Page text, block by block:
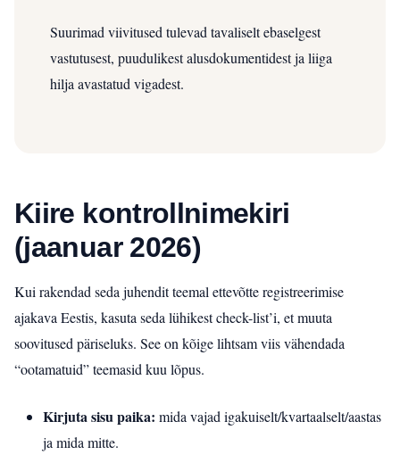
Suurimad viivitused tulevad tavaliselt ebaselgest
vastutusest, puudulikest alusdokumentidest ja liiga
hilja avastatud vigadest.
Kiire kontrollnimekiri
(jaanuar 2026)
Kui rakendad seda juhendit teemal ettevõtte registreerimise
ajakava Eestis, kasuta seda lühikest check-list’i, et muuta
soovitused päriseluks. See on kõige lihtsam viis vähendada
“ootamatuid” teemasid kuu lõpus.
Kirjuta sisu paika: mida vajad igakuiselt/kvartaalselt/aastas
ja mida mitte.